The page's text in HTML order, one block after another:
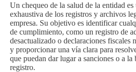
Un chequeo de la salud de la entidad
exhaustiva de los registros y archivos
empresa. Su objetivo es identificar
de cumplimiento, como un registro de
desactualizado o declaraciones fiscales
y proporcionar una vía clara para
que puedan dar lugar a sanciones o a la
registro.